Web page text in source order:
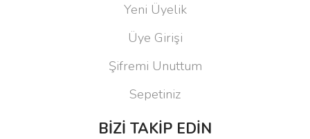
Yeni Üyelik
Üye Girişi
Şifremi Unuttum
Sepetiniz
BİZİ TAKİP EDİN